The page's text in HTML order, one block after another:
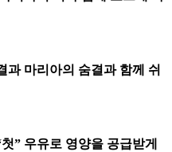
과 마리아의 숨결과 함께 쉬
” 우유로 영양을 공급받게